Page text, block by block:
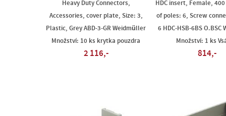
Heavy Duty Connectors,
Accessories, cover plate, Size: 3,
Plastic, Grey ABD-3-GR Weidmüller
Množství: 10 ks krytka pouzdra
2 116,-
HDC insert, Female, 400
of poles: 6, Screw
6 HDC-HSB-6BS O.BSC
Množství: 1 ks
814,-